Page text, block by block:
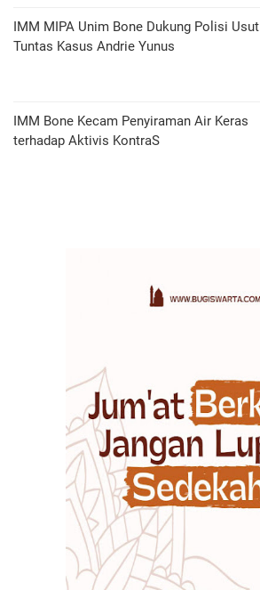
IMM MIPA Unim Bone Dukung Polisi Usut
Tuntas Kasus Andrie Yunus
IMM Bone Kecam Penyiraman Air Keras
terhadap Aktivis KontraS